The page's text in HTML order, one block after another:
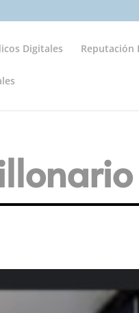
Digitales Reputación